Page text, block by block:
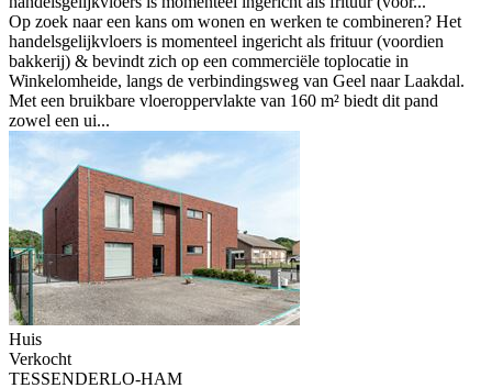
Op zoek naar een kans om wonen en werken te combineren? Het
handelsgelijkvloers is momenteel ingericht als frituur (voordien
bakkerij) & bevindt zich op een commerciële toplocatie in
Winkelomheide, langs de verbindingsweg van Geel naar Laakdal.
Met een bruikbare vloeroppervlakte van 160 m² biedt dit pand
zowel een ui...
Huis
Verkocht
TESSENDERLO-HAM